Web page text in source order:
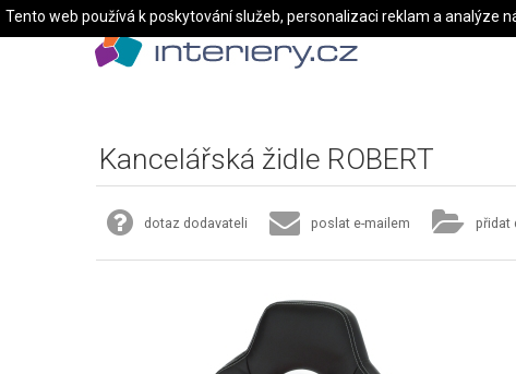
Kancelářská židle ROBERT
dotaz dodavateli poslat e-mailem přidat
Tento web používá k poskytování služeb, personalizaci reklam a analýze